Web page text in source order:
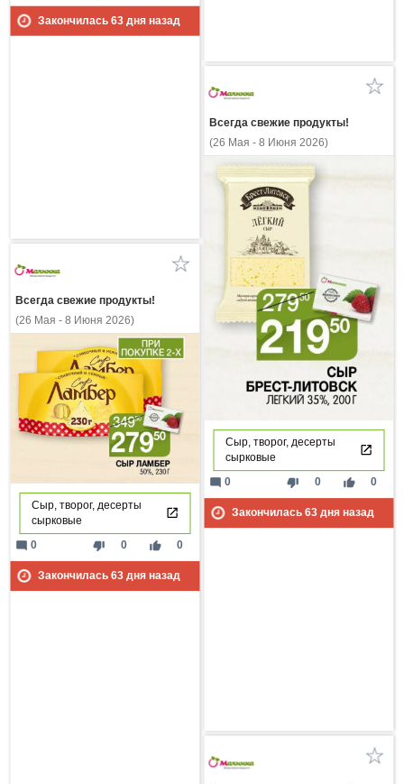
Закончилась 63дня назад
Всегда свежие продукты!
(26 Мая - 8 Июня 2026)
Сыр, творог, десерты
сырковые
thumb_down 0 thumb_up 0
mode_comment 0
Закончилась 63дня назад
Всегда свежие продукты!
(26 Мая - 8 Июня 2026)
Сыр, творог, десерты
сырковые
thumb_down 0 thumb_up 0
mode_comment 0
Закончилась 63дня назад